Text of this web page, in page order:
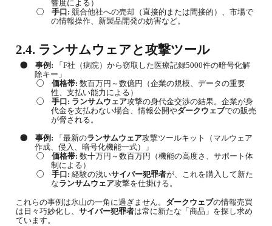
響度による）
○ 手口 : 競合他社への売却（直接的または間接的）、市場で
の情報操作、新製品開発の妨害など。
2.4. ランサムウェアと攻撃ツール
● 事例 : 「 F社（病院）から窃取した医療記録5000件の暗号化解
除キー」
○ 価格帯: 数百万円～数億円（企業の規模、データの重要
性、支払い能力による）
○ 手口 : ランサムウェア攻撃の身代金交渉の結果。企業が身
代金を支払わない場合、情報公開やダークウェブでの販売
が脅される。
● 事例 : 「最新のランサムウェア攻撃ツールキット（マルウェア
作成、侵入、暗号化機能一式）」
○ 価格帯: 数十万円～数百万円（機能の高度さ、サポート体
制による）
○ 手口 : 経験の浅いサイバー犯罪者が、これを購入して新た
なランサムウェア攻撃を仕掛ける。
これらの事例は氷山の一角に過ぎません。 ダークウェブの情報売買
は日々巧妙化し、 サイバー犯罪者は常に新たな「商品」を探し求め
ています。